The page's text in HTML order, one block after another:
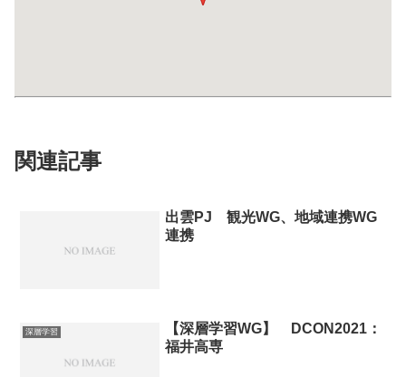
関連記事
出雲PJ 観光WG、地域連携WG
連携
深層学習
【深層学習WG】 DCON2021：
福井高専